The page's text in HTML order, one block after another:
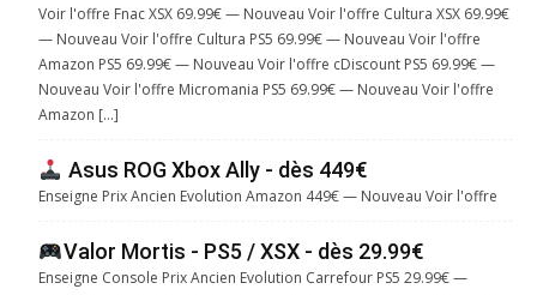
Voir l'offre Fnac XSX 69.99€ — Nouveau Voir l'offre Cultura XSX 69.99€
— Nouveau Voir l'offre Cultura PS5 69.99€ — Nouveau Voir l'offre
Amazon PS5 69.99€ — Nouveau Voir l'offre cDiscount PS5 69.99€ —
Nouveau Voir l'offre Micromania PS5 69.99€ — Nouveau Voir l'offre
Amazon […]
Asus ROG Xbox Ally - dès 449€
Enseigne Prix Ancien Evolution Amazon 449€ — Nouveau Voir l'offre
Valor Mortis - PS5 / XSX - dès 29.99€
Enseigne Console Prix Ancien Evolution Carrefour PS5 29.99€ —